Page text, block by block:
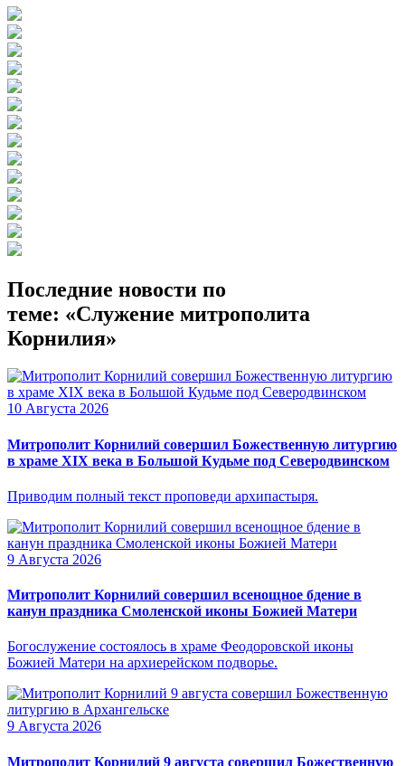
Последние новости по
теме: «Служение митрополита
Корнилия»
10 Августа 2026
Митрополит Корнилий совершил Божественную литургию
в храме XIX века в Большой Кудьме под Северодвинском
Приводим полный текст проповеди архипастыря.
9 Августа 2026
Митрополит Корнилий совершил всенощное бдение в
канун праздника Смоленской иконы Божией Матери
Богослужение состоялось в храме Феодоровской иконы
Божией Матери на архиерейском подворье.
9 Августа 2026
Митрополит Корнилий 9 августа совершил Божественную